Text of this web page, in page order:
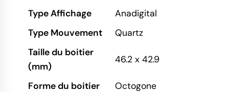
Type Affichage
Anadigital
Type Mouvement
Quartz
Taille du boitier
(mm)
46.2 x 42.9
Forme du boitier
Octogone